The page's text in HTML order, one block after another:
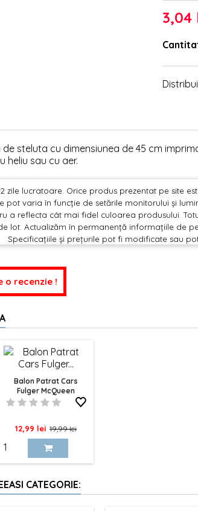
3,04
steluta cu dimensiunea de 45 cm
heliu sau cu aer.
zile lucratoare. Orice produs prezentat pe site
pot varia în funcție de setările monitorului și
a reflecta cât mai fidel culoarea produsului.
lot. Actualizăm în permanență informațiile de
Specificațiile și prețurile pot fi modificate sau
o recenzie !
Balon Patrat Cars
Fulger McQueen
Anagram 45 Cm
Pret
12,99 lei Pret
de
baza
19,99 lei
CATEGORIE: